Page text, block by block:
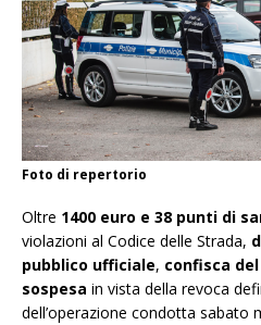
Foto di repertorio
Oltre 1400 euro e 38 punti di
violazioni al Codice delle Strada,
pubblico ufficiale, confisca
sospesa in vista della revoca
dell’operazione condotta sabato